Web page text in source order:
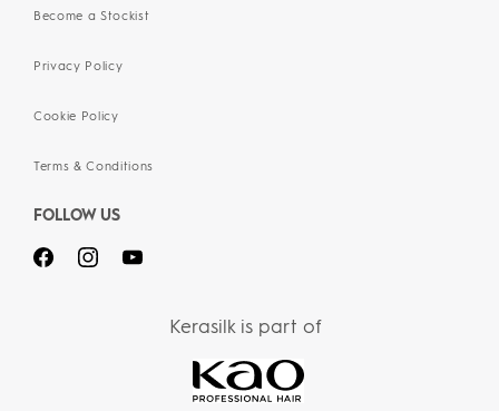
Become a Stockist
Privacy Policy
Cookie Policy
Terms & Conditions
FOLLOW US
Kerasilk is part of